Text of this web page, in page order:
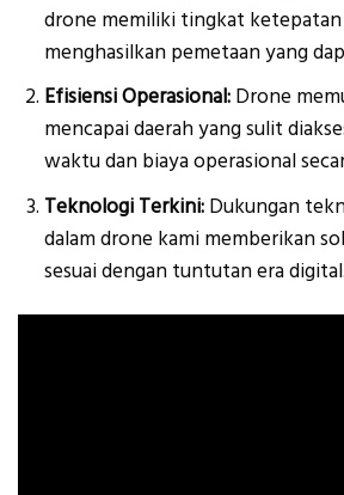
drone memiliki tingkat
menghasilkan pemetaan yang
Efisiensi Operasional: Drone
mencapai daerah yang sulit
waktu dan biaya operasional
Teknologi Terkini: Dukungan
dalam drone kami memberikan
sesuai dengan tuntutan era digital.